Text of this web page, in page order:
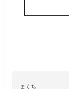
まくち